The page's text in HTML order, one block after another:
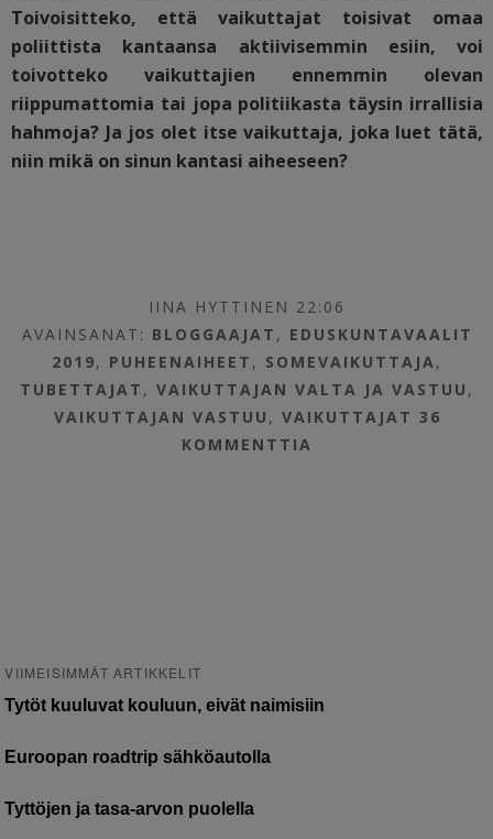
Toivoisitteko, että vaikuttajat toisivat omaa
poliittista kantaansa aktiivisemmin esiin, voi
toivotteko vaikuttajien ennemmin olevan
riippumattomia tai jopa politiikasta täysin irrallisia
hahmoja? Ja jos olet itse vaikuttaja, joka luet tätä,
niin mikä on sinun kantasi aiheeseen?
IINA HYTTINEN 22:06
AVAINSANAT: BLOGGAAJAT , EDUSKUNTAVAALIT
2019, PUHEENAIHEET , SOMEVAIKUTTAJA ,
TUBETTAJAT ,VAIKUTTAJAN VALTA JA VASTUU ,
VAIKUTTAJAN VASTUU , VAIKUTTAJAT 36
KOMMENTTIA
VIIMEISIMMÄT ARTIKKELIT
Tytöt kuuluvat kouluun, eivät naimisiin
Euroopan roadtrip sähköautolla
Tyttöjen ja tasa-arvon puolella